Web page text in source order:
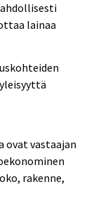
lainaa
vastaajan
rakenne,